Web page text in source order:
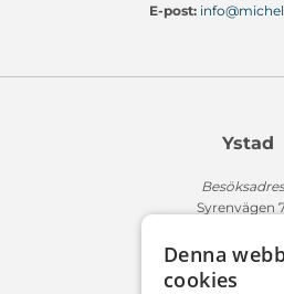
E-post:
Ystad
Syrenvägen
Michelsens Bil AB
Denna
cookies